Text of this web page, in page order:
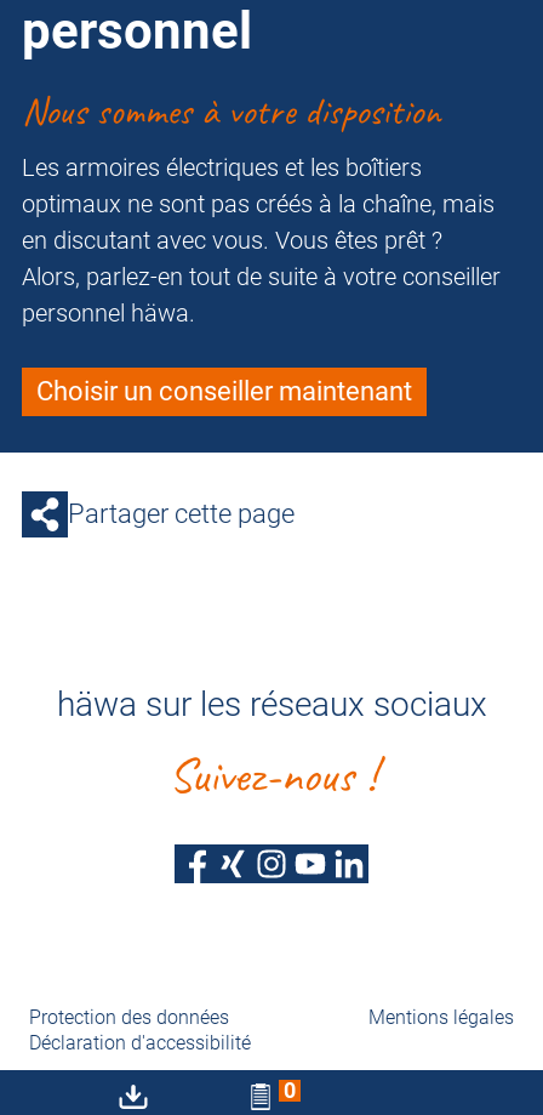
0
personnel
Nous sommes à votre disposition
Les armoires électriques et les boîtiers
optimaux ne sont pas créés à la chaîne, mais
en discutant avec vous. Vous êtes prêt ?
Alors, parlez-en tout de suite à votre conseiller
personnel häwa.
Choisir un conseiller maintenant
Partager cette page
häwa sur les réseaux sociaux
Suivez-nous !
Protection des données
Mentions légales
Déclaration d'accessibilité